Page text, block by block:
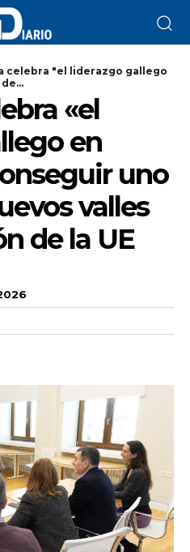
celebra "el liderazgo gallego
«el
en
uno
valles
de la UE